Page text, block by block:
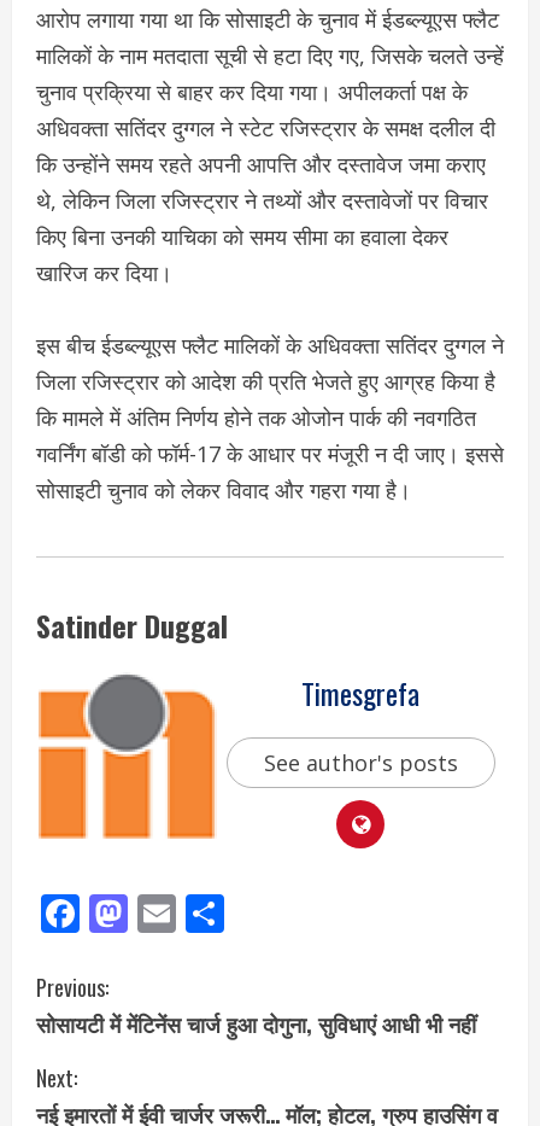
आरोप लगाया गया था कि सोसाइटी के चुनाव में ईडब्ल्यूएस फ्लैट
मालिकों के नाम मतदाता सूची से हटा दिए गए, जिसके चलते उन्हें
चुनाव प्रक्रिया से बाहर कर दिया गया। अपीलकर्ता पक्ष के
अधिवक्ता सतिंदर दुग्गल ने स्टेट रजिस्ट्रार के समक्ष दलील दी
कि उन्होंने समय रहते अपनी आपत्ति और दस्तावेज जमा कराए
थे, लेकिन जिला रजिस्ट्रार ने तथ्यों और दस्तावेजों पर विचार
किए बिना उनकी याचिका को समय सीमा का हवाला देकर
खारिज कर दिया।
इस बीच ईडब्ल्यूएस फ्लैट मालिकों के अधिवक्ता सतिंदर दुग्गल ने
जिला रजिस्ट्रार को आदेश की प्रति भेजते हुए आग्रह किया है
कि मामले में अंतिम निर्णय होने तक ओजोन पार्क की नवगठित
गवर्निंग बॉडी को फॉर्म-17 के आधार पर मंजूरी न दी जाए। इससे
सोसाइटी चुनाव को लेकर विवाद और गहरा गया है।
Satinder Duggal
Timesgrefa
See author's posts
Facebook
Mastodon
Email
Previous:
सोसायटी में मेंटिनेंस चार्ज हुआ दोगुना, सुविधाएं आधी भी नहीं
Next:
नई इमारतों में ईवी चार्जर जरूरी… मॉल; होटल, ग्रुप हाउसिंग व